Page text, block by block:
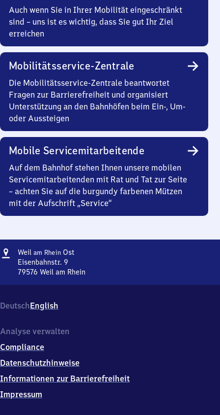
Auch wenn Sie in Ihrer Mobilität eingeschränkt
sind – uns ist es wichtig, dass Sie gut Ihr Ziel
erreichen
Mobilitätsservice-Zentrale
Die Mobilitätsservice-Zentrale beantwortet
Fragen zur Barrierefreiheit und organisiert
Unterstützung an den Bahnhöfen beim Ein-, Um-
oder Aussteigen
Mobile Servicemitarbeitende
Auf dem Bahnhof stehen Ihnen unsere mobilen
Servicemitarbeitenden mit Rat und Tat zur Seite
– achten Sie auf die burgundy farbenen Mützen
mit der Aufschrift „Service“
Adresse
Weil am Rhein Ost
Ost
Eisenbahnstr. 9
79576 Weil am Rhein
Ost,
Eisenbahnstr.
7
5
7
Weil
am
Rhein
DeutschEnglish
Analyse verwalten
Compliance
Datenschutzhinweise
Informationen zur Barrierefreiheit
Impressum